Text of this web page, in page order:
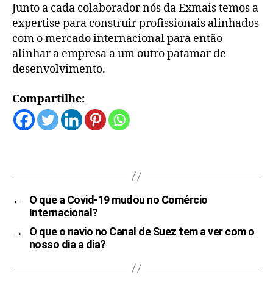
Junto a cada colaborador nós da Exmais temos a
expertise para construir profissionais alinhados
com o mercado internacional para então
alinhar a empresa a um outro patamar de
desenvolvimento.
Compartilhe:
←
O que a Covid-19 mudou no Comércio
Internacional?
→
O que o navio no Canal de Suez tem a ver com o
nosso dia a dia?